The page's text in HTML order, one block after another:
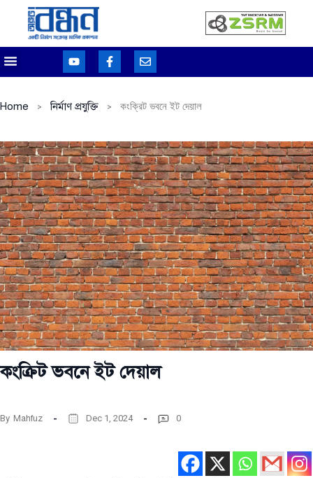
Home নির্মাণ প্রযুক্তি কংক্রিট ভবনে ইট দেয়াল
কংক্রিট ভবনে ইট দেয়াল
By Mahfuz Dec 1, 2024 0